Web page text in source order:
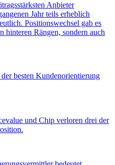
Anbieter
Jahr teils erheblich
Positionswechsel gab es
Rängen, sondern auch
besten Kundenorientierung
und Chip verloren drei der